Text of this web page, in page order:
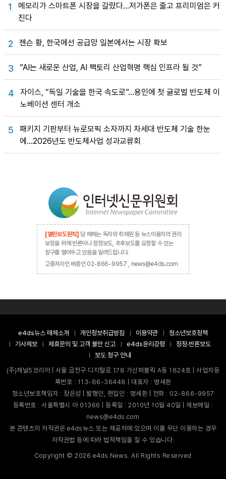
1
메모리가 스마트폰 시장을 갈랐다…저가폰은 줄고 프리미엄은 커
진다
2 젠슨 황, 한국에선 공급망 일본에서는 시장 확보
3 “AI는 새로운 산업, AI 팩토리 산업혁명 핵심 인프라 될 것”
4
자이스, “독일 기술을 한국 속도로”…용인에 첫 글로벌 반도체 이
노베이션 센터 개소
5
패키지 기판부터 뉴로모픽 소자까지 차세대 반도체 기술 한눈
에…2026년도 반도체사업 성과교류회
[열린보도원칙] 당 매체는 독자와 취재원 등 뉴스이용자의 권리
보장을 위해 반론이나 정정보도, 추후보도를 요청할 수 있는
창구를 열어두고 있음을 알려드립니다.
고충처리인 배종인 02-866-9957 , news@e4ds.com
e4ds뉴스 매체소개 개인정보취급방침 이용약관
청소년보호정책
기사제보
제휴문의 및 고객 불만 신고 e4ds윤리강령
정정·반론보도
보도 청구 안내
(주)채널5코리아 | 서울 금천구 디지털로 178 가산퍼블릭 A동 1824호 | 사업자등
록번호 : 113-86-36448 | 대표자 : 명세환
청소년보호책임자 : 장은성 | 발행인, 편집인 : 명세환 | 전화 : 02-866-9957
등록번호 : 서울특별시 아 01366 | 등록일 : 2010년 10월 40일 | 제보메일 :
news@e4ds.com
본 콘텐츠의 저작권은 e4ds뉴스 또는 제공처에 있으며 이를 무단 이용하는 경우
저작권법 등에 따라 법적책임을 질 수 있습니다.
Copyright ©2026 e4ds News. All Rights Reserved